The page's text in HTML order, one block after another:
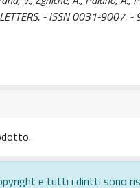
LETTERS. - ISSN 0031-
e tutti i diritti sono